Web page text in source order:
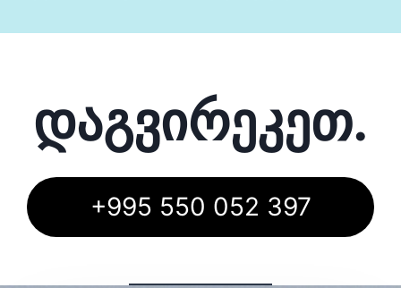
დაგვირეკეთ.
+995 550 052 397